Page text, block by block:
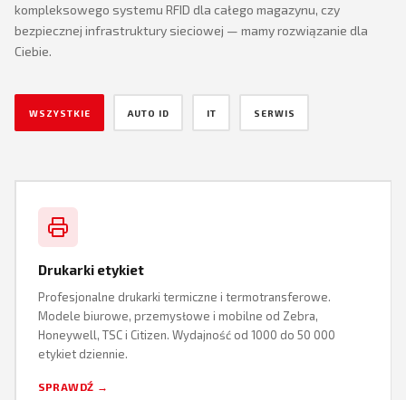
kompleksowego systemu RFID dla całego magazynu, czy
bezpiecznej infrastruktury sieciowej — mamy rozwiązanie dla
Ciebie.
WSZYSTKIE AUTO ID IT SERWIS
Drukarki etykiet
Profesjonalne drukarki termiczne i termotransferowe.
Modele biurowe, przemysłowe i mobilne od Zebra,
Honeywell, TSC i Citizen. Wydajność od 1000 do 50 000
etykiet dziennie.
SPRAWDŹ →